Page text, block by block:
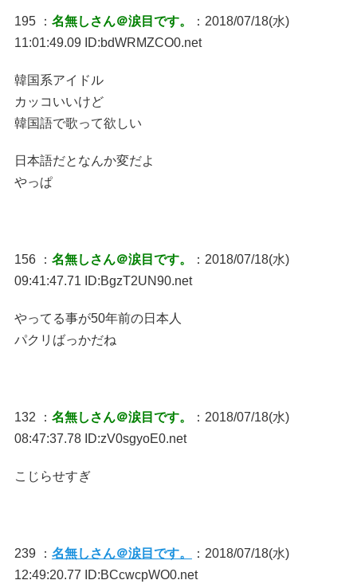
195 ： 名無しさん＠涙目です。
：2018/07/18(水)
11:01:49.09 ID:bdWRMZCO0.net
韓国系アイドル
カッコいいけど
韓国語で歌って欲しい
日本語だとなんか変だよ
やっぱ
156 ： 名無しさん＠涙目です。
：2018/07/18(水)
09:41:47.71 ID:BgzT2UN90.net
やってる事が50年前の日本人
パクリばっかだね
132 ： 名無しさん＠涙目です。
：2018/07/18(水)
08:47:37.78 ID:zV0sgyoE0.net
こじらせすぎ
239 ： 名無しさん＠涙目です。
：2018/07/18(水)
12:49:20.77 ID:BCcwcpWO0.net